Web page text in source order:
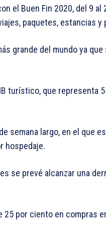
el Buen Fin 2020, del 9 al
paquetes, estancias y
grande del mundo ya
turístico, que representa
semana largo, en el que
hospedaje.
se prevé alcanzar una
por ciento en compras